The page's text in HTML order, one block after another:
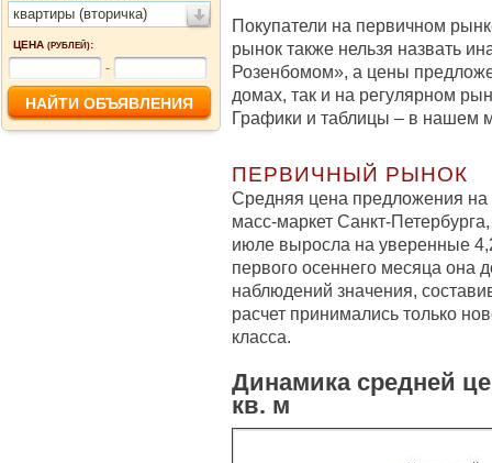
квартиры (вторичка)
ЦЕНА (РУБЛЕЙ):
-
Покупатели на первичном
рынок также нельзя назвать
Розенбомом», а цены
домах, так и на регулярном
Графики и таблицы – в нашем
ПЕРВИЧНЫЙ РЫНОК
Средняя цена предложения на
масс-маркет Санкт-
июле выросла на уверенные
первого осеннего месяца она
наблюдений значения,
расчет принимались только
класса.
Динамика средней
кв. м